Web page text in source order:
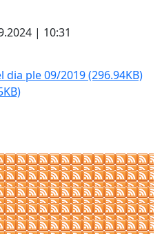
| 10:31
dia ple 09/2019(296.94KB)